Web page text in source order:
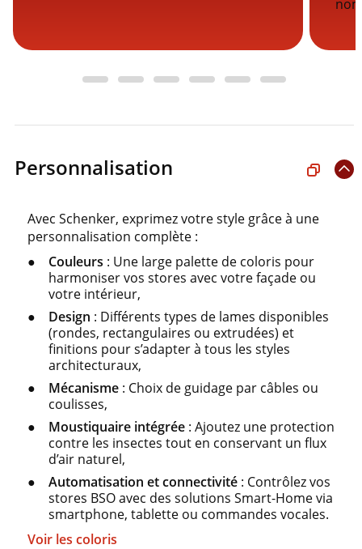
Personnalisation
Avec Schenker, exprimez votre style grâce à une
personnalisation complète :
Couleurs : Une large palette de coloris pour
harmoniser vos stores avec votre façade ou
votre intérieur,
Design : Différents types de lames disponibles
(rondes, rectangulaires ou extrudées) et
finitions pour s’adapter à tous les styles
architecturaux,
Mécanisme : Choix de guidage par câbles ou
coulisses,
Moustiquaire intégrée : Ajoutez une protection
contre les insectes tout en conservant un flux
d’air naturel,
Automatisation et connectivité : Contrôlez vos
stores BSO avec des solutions Smart-Home via
smartphone, tablette ou commandes vocales.
Voir les coloris